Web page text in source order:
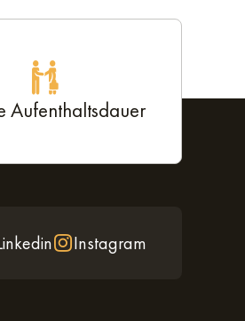
Aufenthaltsdauer
Instagram